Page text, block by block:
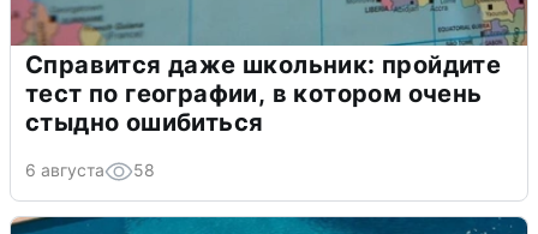
Справится даже школьник: пройдите
тест по географии, в котором очень
стыдно ошибиться
6 августа 58